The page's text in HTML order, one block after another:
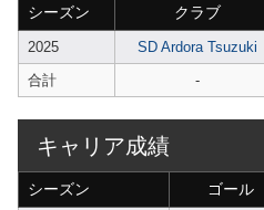
シーズン クラブ
2025 SD Ardora Tsuzuki
合計
-
キャリア成績
シーズン ゴール